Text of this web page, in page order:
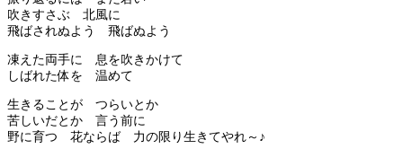
吹きすさぶ 北風に
飛ばされぬよう 飛ばぬよう
凍えた両手に 息を吹きかけて
しばれた体を 温めて
生きることが つらいとか
苦しいだとか 言う前に
野に育つ 花ならば 力の限り生きてやれ～♪